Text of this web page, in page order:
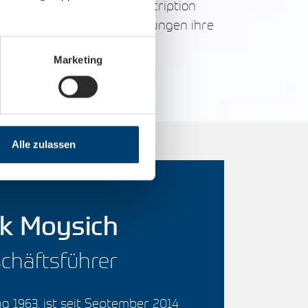
Marketing
Alle zulassen
Mehrwertdienste, Subscription
die net group Beteiligungen ihre
Moysich
1963, ist seit September 2014